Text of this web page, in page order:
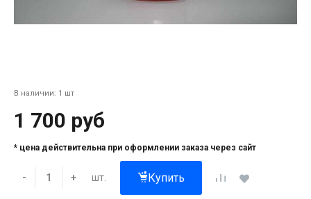
В наличии: 1 шт
1 700 руб
* цена действительна при оформлении заказа через сайт
- + шт. Купить